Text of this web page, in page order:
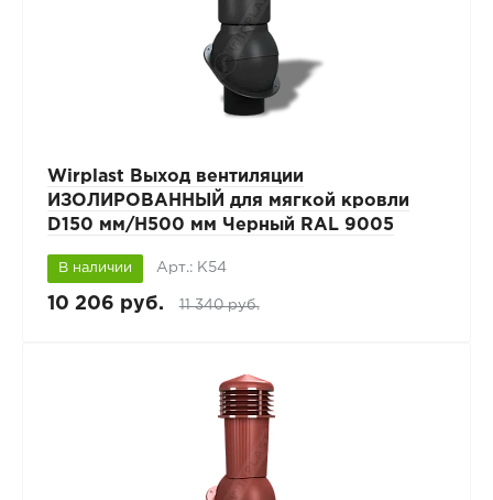
Wirplast Выход вентиляции
ИЗОЛИРОВАННЫЙ для мягкой кровли
D150 мм/H500 мм Черный RAL 9005
В наличии Арт.: К54
10 206 руб. 11 340 руб.